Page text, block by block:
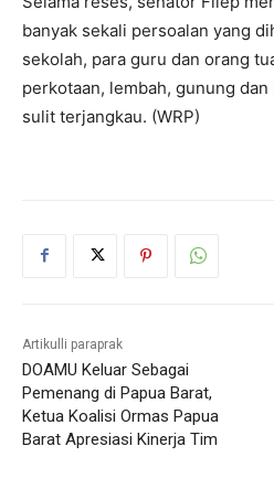
banyak sekali persoalan yang
sekolah, para guru dan orang
perkotaan, lembah, gunung
sulit terjangkau. (WRP)
Artikulli paraprak
DOAMU Keluar Sebagai
Pemenang di Papua Barat,
Ketua Koalisi Ormas Papua
Barat Apresiasi Kinerja Tim